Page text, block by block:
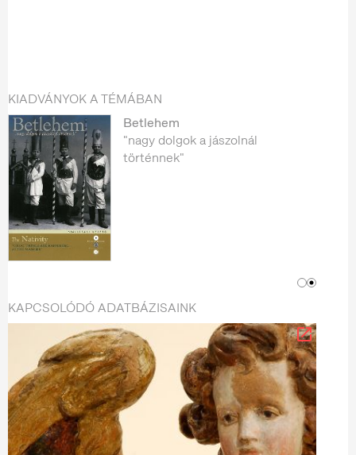
KIADVÁNYOK A TÉMÁBAN
Betlehem
"nagy dolgok a jászolnál
történnek"
KAPCSOLÓDÓ ADATBÁZISAINK